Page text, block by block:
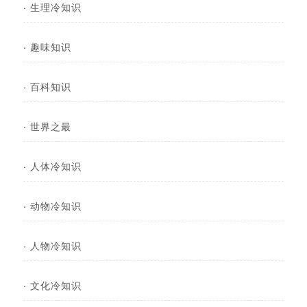
· 生理冷知识
· 趣味知识
· 百科知识
· 世界之最
· 人体冷知识
· 动物冷知识
· 人物冷知识
· 文化冷知识